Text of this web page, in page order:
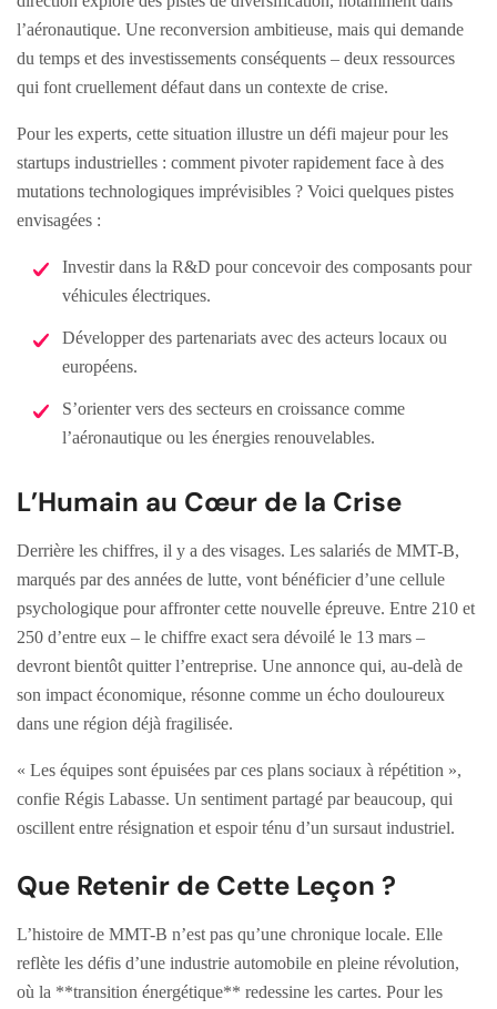
l’aéronautique. Une reconversion ambitieuse, mais qui demande
du temps et des investissements conséquents – deux ressources
qui font cruellement défaut dans un contexte de crise.
Pour les experts, cette situation illustre un défi majeur pour les
startups industrielles : comment pivoter rapidement face à des
mutations technologiques imprévisibles ? Voici quelques pistes
envisagées :
Investir dans la R&D pour concevoir des composants pour
véhicules électriques.
Développer des partenariats avec des acteurs locaux ou
européens.
S’orienter vers des secteurs en croissance comme
l’aéronautique ou les énergies renouvelables.
L’Humain au Cœur de la Crise
Derrière les chiffres, il y a des visages. Les salariés de MMT-B,
marqués par des années de lutte, vont bénéficier d’une cellule
psychologique pour affronter cette nouvelle épreuve. Entre 210 et
250 d’entre eux – le chiffre exact sera dévoilé le 13 mars –
devront bientôt quitter l’entreprise. Une annonce qui, au-delà de
son impact économique, résonne comme un écho douloureux
dans une région déjà fragilisée.
« Les équipes sont épuisées par ces plans sociaux à répétition »,
confie Régis Labasse. Un sentiment partagé par beaucoup, qui
oscillent entre résignation et espoir ténu d’un sursaut industriel.
Que Retenir de Cette Leçon ?
L’histoire de MMT-B n’est pas qu’une chronique locale. Elle
reflète les défis d’une industrie automobile en pleine révolution,
où la **transition énergétique** redessine les cartes. Pour les